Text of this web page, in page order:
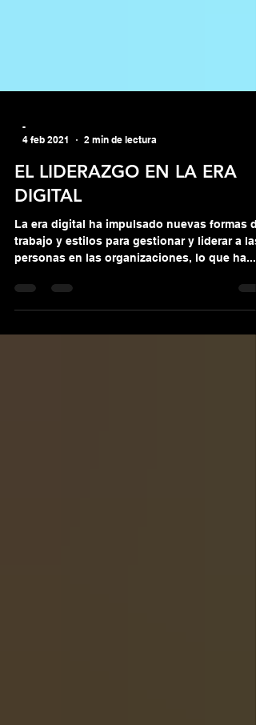
4 feb 2021
2 min de lectura
EL LIDERAZGO EN LA ERA
DIGITAL
La era digital ha impulsado nuevas formas
personas en las organizaciones, lo que ha...